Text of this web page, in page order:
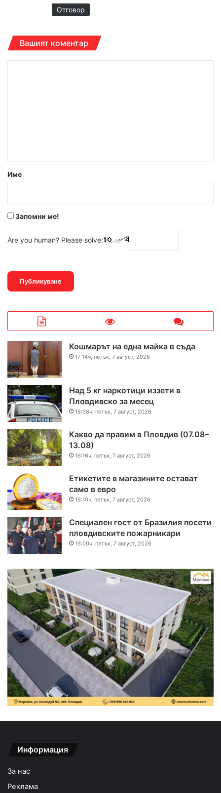
Отговор
Вашият коментар
р
Име
Запомни ме!
Are you human? Please solve:
Кошмарът на една майка в съда
17:14ч, петък, 7 август, 2026
Над 5 кг наркотици иззети в
Пловдивско за месец
16:38ч, петък, 7 август, 2026
Какво да правим в Пловдив (07.08–
13.08)
16:16ч, петък, 7 август, 2026
Етикетите в магазините остават
само в евро
16:10ч, петък, 7 август, 2026
Специален гост от Бразилия посети
пловдивските пожарникари
16:00ч, петък, 7 август, 2026
Информация
За нас
Реклама